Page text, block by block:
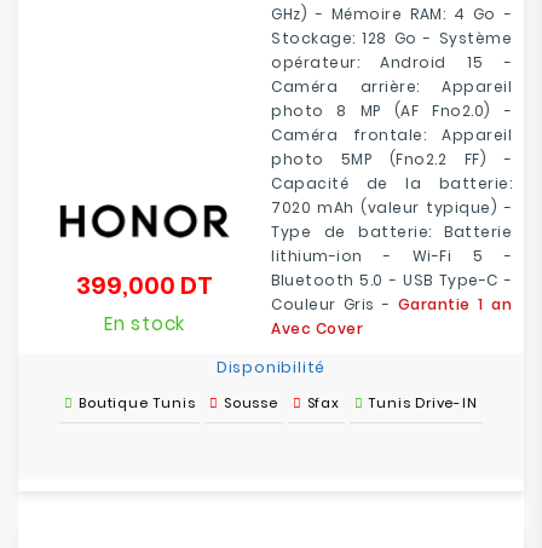
GHz) - Mémoire RAM: 4 Go -
Stockage: 128 Go - Système
opérateur: Android 15 -
Caméra arrière: Appareil
photo 8 MP (AF Fno2.0) -
Caméra frontale: Appareil
photo 5MP (Fno2.2 FF) -
Capacité de la batterie:
7020 mAh (valeur typique) -
Type de batterie: Batterie
lithium-ion - Wi-Fi 5 -
Bluetooth 5.0 - USB Type-C -
Couleur Gris - Garantie 1 an
Avec Cover
399,000 DT
En stock
Disponibilité
Boutique Tunis Sousse Sfax Tunis Drive-IN